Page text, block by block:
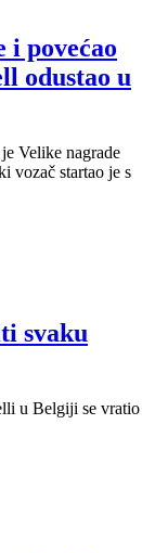
i povećao
odustao u
Velike nagrade
vozač startao je s
svaku
u Belgiji se vratio